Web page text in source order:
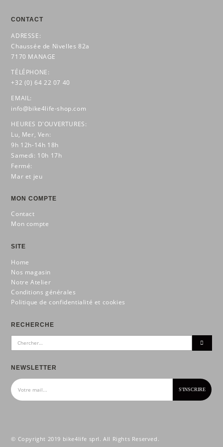
CONTACT
ADRESSE:
Chaussée de Nivelles 82a
7170 MANAGE
TÉLÉPHONE:
+32 (0) 64 22 07 40
EMAIL:
info@bike4life-shop.com
HEURES D'OUVERTURES:
Lu, Mer, Ven:
9h 12h-14h 18h
Samedi: 10h 17h
Fermé:
Mar et jeu
MON COMPTE
Contact
Mon compte
SITE
Home
Nos magasin
Notre Atelier
Conditions générales
Politique de confidentialité et cookies
RECHERCHE
NEWSLETTER
© Copyright 2019 bike4life sprl. All Rights Reserved.